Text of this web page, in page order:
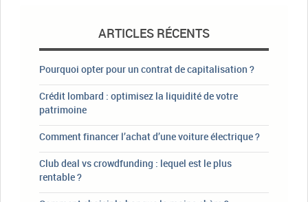
ARTICLES RÉCENTS
Pourquoi opter pour un contrat de capitalisation ?
Crédit lombard : optimisez la liquidité de votre
patrimoine
Comment financer l’achat d’une voiture électrique ?
Club deal vs crowdfunding : lequel est le plus
rentable ?